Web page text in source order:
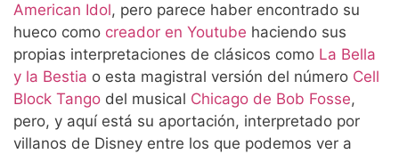
American Idol, pero parece haber encontrado su
hueco como creador en Youtube haciendo sus
propias interpretaciones de clásicos como La Bella
y la Bestia o esta magistral versión del número Cell
Block Tango del musical Chicago de Bob Fosse,
pero, y aquí está su aportación, interpretado por
villanos de Disney entre los que podemos ver a